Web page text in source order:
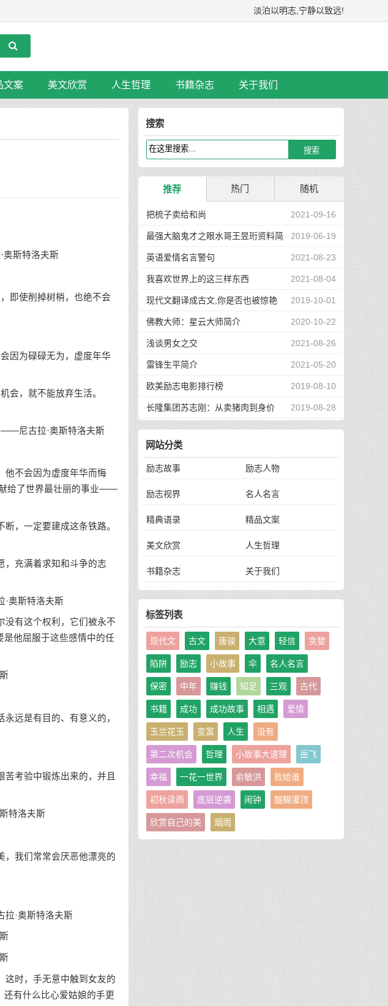
淡泊以明志,宁静以致远!
文案 美文欣赏 人生哲理 书籍杂志 关于我们
斯特洛夫斯
即使削掉树梢，也绝不会
因为碌碌无为，虚度年华
会，就不能放弃生活。
——尼古拉·奥斯特洛夫斯
他不会因为虚度年华而悔
献给了世界最壮丽的事业——
，一定要建成这条铁路。
，充满着求知和斗争的志
奥斯特洛夫斯
有这个权利，它们被永不
他屈服于这些感情中的任
远是有目的、有意义的，
考验中锻炼出来的，并且
特洛夫斯
我们常常会厌恶他漂亮的
·奥斯特洛夫斯
时，手无意中触到女友的
有什么比心爱姑娘的手更
搜索
推荐 热门 随机
2021-09-16
把梳子卖给和尚
2019-06-19
最强大脑鬼才之眼水哥王昱珩资料简
介 2021-08-23
英语爱情名言警句
2021-08-04
我喜欢世界上的这三样东西
2019-10-01
现代文翻译成古文,你是否也被惊艳
到了 2020-10-22
佛教大师：星云大师简介
2021-08-26
浅谈男女之交
2021-05-20
雷锋生平简介
2019-08-10
欧美励志电影排行榜
2019-08-28
长隆集团苏志刚：从卖猪肉到身价
130亿，他的秘诀是？
网站分类
励志故事 励志人物
励志视界 名人名言
精典语录 精品文案
美文欣赏 人生哲理
书籍杂志 关于我们
标签列表
现代文 古文 唐骏 大意 轻信 贪婪
陷阱 励志 小故事 伞 名人名言
保密 中年 赚钱 知足 三观 古代
书籍 成功 成功故事 相遇 爱情
玉兰花玉 变富 人生 没有
第二次机会 哲理 小故事大道理 岳飞
幸福 一花一世界 俞敏洪 败给谁
初秋读雨 底层逆袭 闹钟 醍醐灌顶
欣赏自己的美 烟雨